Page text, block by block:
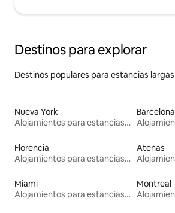
Destinos para explorar
Destinos populares para estancias largas
Nueva York
Alojamientos para estancias largas
Barcelona
Florencia
Alojamientos para estancias largas
Atenas
Miami
Alojamientos para estancias largas
Montreal